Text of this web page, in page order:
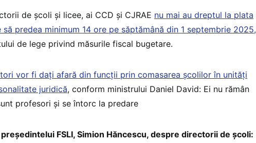
de școli și licee, ai CCD și CJRAE nu mai au dreptul la plata
predea minimum 14 ore pe săptămână din 1 septembrie 2025,
de lege privind măsurile fiscal bugetare.
vor fi dați afară din funcții prin comasarea școlilor în unități
juridică, conform ministrului Daniel David: Ei nu rămân
profesori și se întorc la predare
FSLI, Simion Hăncescu, despre directorii de școli: